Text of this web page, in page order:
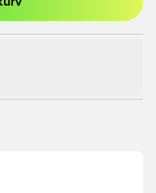
tilmelde dig som medlem